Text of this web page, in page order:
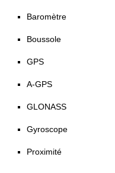
Baromètre
Boussole
GPS
A-GPS
GLONASS
Gyroscope
Proximité